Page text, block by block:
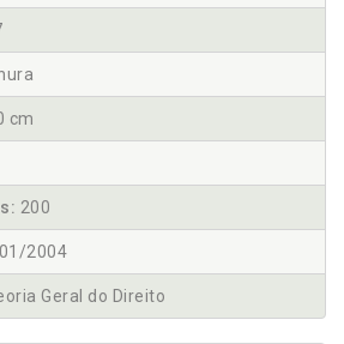
cm
200
2004
Geral do Direito